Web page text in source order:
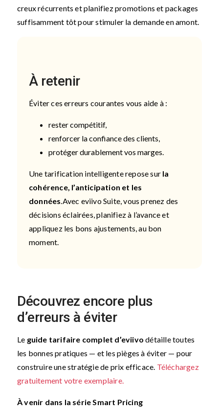
creux récurrents et planifiez promotions et packages
suffisamment tôt pour stimuler la demande en amont.
À retenir
Éviter ces erreurs courantes vous aide à :
rester compétitif,
renforcer la confiance des clients,
protéger durablement vos marges.
Une tarification intelligente repose sur la
cohérence, l’anticipation et les
données.Avec eviivo Suite, vous prenez des
décisions éclairées, planifiez à l’avance et
appliquez les bons ajustements, au bon
moment.
Découvrez encore plus
d’erreurs à éviter
Le guide tarifaire complet d’eviivo détaille toutes
les bonnes pratiques — et les pièges à éviter — pour
construire une stratégie de prix efficace. Téléchargez
gratuitement votre exemplaire.
À venir dans la série Smart Pricing